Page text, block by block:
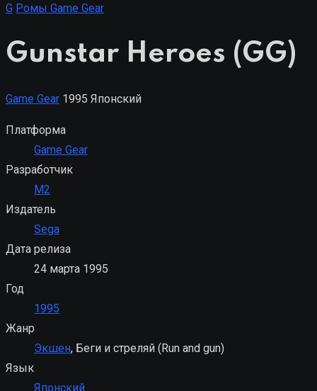
G Ромы Game Gear
Gunstar Heroes (GG)
Game Gear 1995 Японский
Платформа
Game Gear
Разработчик
M2
Издатель
Sega
Дата релиза
24 марта 1995
Год
1995
Жанр
Экшен, Беги и стреляй (Run and gun)
Язык
Японский